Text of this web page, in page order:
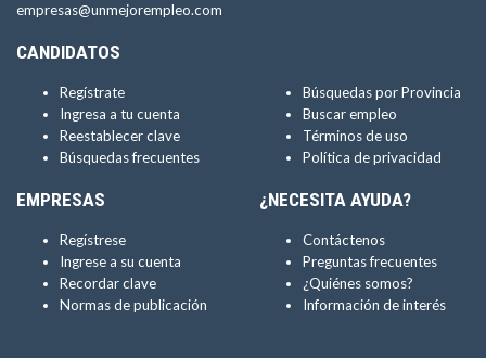
empresas@unmejorempleo.com
CANDIDATOS
Regístrate
Ingresa a tu cuenta
Reestablecer clave
Búsquedas frecuentes
Búsquedas por Provincia
Buscar empleo
Términos de uso
Política de privacidad
EMPRESAS
Regístrese
Ingrese a su cuenta
Recordar clave
Normas de publicación
¿NECESITA AYUDA?
Contáctenos
Preguntas frecuentes
¿Quiénes somos?
Información de interés